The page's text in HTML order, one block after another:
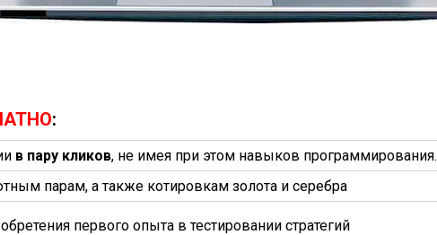
:
в пару кликов, не имея при этом навыков программирования.
парам, а также котировкам золота и серебра
первого опыта в тестировании стратегий